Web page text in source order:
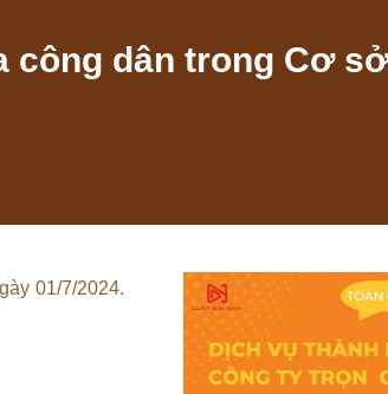
dân trong Cơ
01/7/2024.